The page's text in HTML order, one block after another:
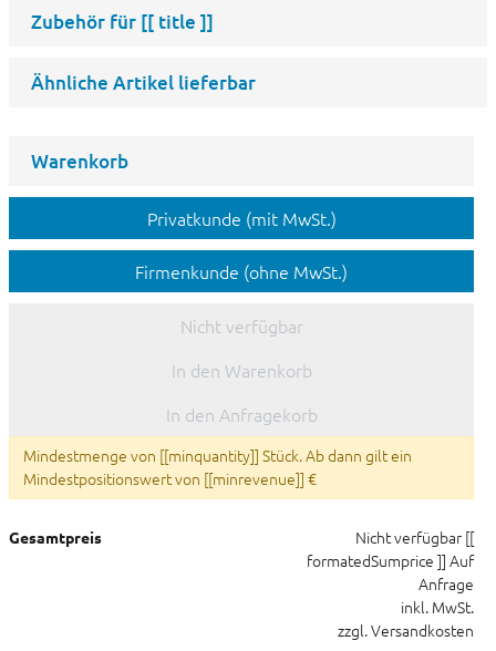
Zubehör für [[ title ]]
Ähnliche Artikel lieferbar
Warenkorb
Privatkunde (mit MwSt.)
Firmenkunde (ohne MwSt.)
Nicht verfügbar
In den Warenkorb
In den Anfragekorb
Mindestmenge von [[minquantity]] Stück. Ab dann gilt ein
Mindestpositionswert von [[minrevenue]] €
Gesamtpreis Nicht verfügbar [[
formatedSumprice ]] Auf
Anfrage
inkl. MwSt.
zzgl. Versandkosten